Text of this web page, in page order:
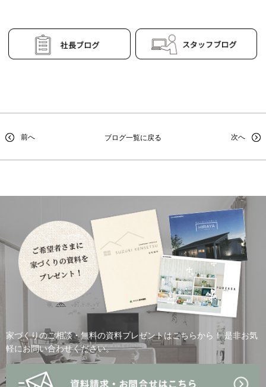
ブログ一覧に戻る
前へ 次へ
家づくりのご相談・無料の資料プレゼントはこちらから！是非お気
軽にお問い合わせください。